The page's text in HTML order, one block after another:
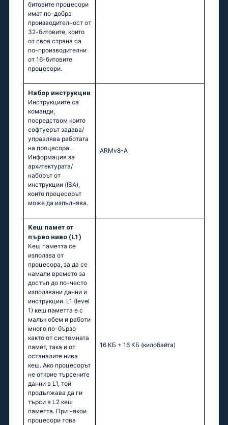
битовите процесори
имат по-добра
производителност от
32-битовите, които
от своя страна са
по-производителни
от 16-битовите
процесори.
Набор инструкции
Инструкциите са
команди,
посредством които
софтуерът задава/
управлява работата
на процесора.
Информация за
архитектурата/
наборът от
инструкции (ISA),
които процесорът
може да изпълнява.
ARMv8-A
Кеш памет от
първо ниво (L1)
Кеш паметта се
използва от
процесора, за да се
намали времето за
достъп до по-често
използвани данни и
инструкции. L1 (level
1) кеш паметта e с
малък обем и работи
много по-бързо
както от системната
памет, така и от
останалите нива
кеш. Ако процесорът
не открие търсените
данни в L1, той
продължава да ги
търси в L2 кеш
паметта. При някои
процесори това
16 КБ + 16 КБ (килобайта)